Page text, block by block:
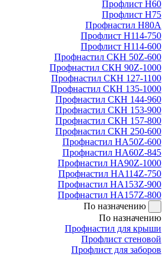
Профлист Н60
Профлист Н75
Профнастил Н80А
Профлист Н114-750
Профлист Н114-600
Профнастил СКН 50Z-600
Профнастил СКН 90Z-1000
Профнастил СКН 127-1100
Профнастил СКН 135-1000
Профнастил СКН 144-960
Профнастил СКН 153-900
Профнастил СКН 157-800
Профнастил СКН 250-600
Профнастил НА50Z-600
Профнастил НА60Z-845
Профнастил НА90Z-1000
Профнастил НА114Z-750
Профнастил НА153Z-900
Профнастил НА157Z-800
По назначению
По назначению
Профнастил для крыши
Профлист стеновой
Профлист для заборов